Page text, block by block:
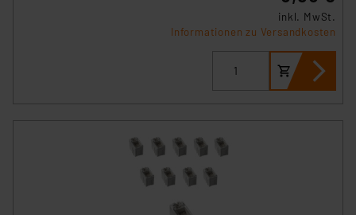
inkl. MwSt.
Informationen zu Versandkosten